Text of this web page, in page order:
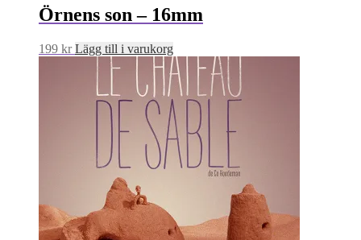
Örnens son – 16mm
199 kr Lägg till i varukorg